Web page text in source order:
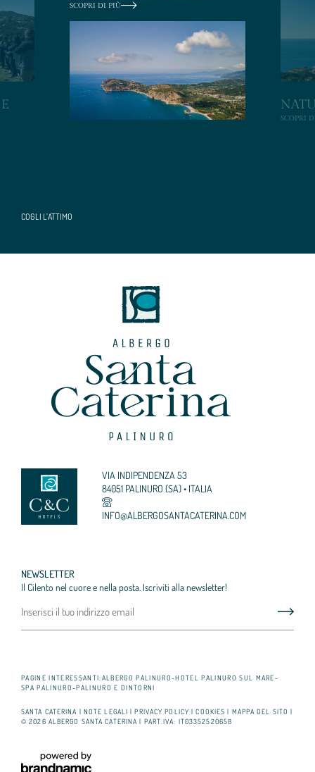
SCOPRI DI PIÙ
SCOPRI
COGLI L’ATTIMO
VIA INDIPENDENZA 53
84051 PALINURO (SA) • ITALIA
INFO@ALBERGOSANTACATERINA.COM
NEWSLETTER
Il Cilento nel cuore e nella posta. Iscriviti alla newsletter!
PAGINE INTERESSANTI:ALBERGO PALINURO-HOTEL PALINURO SUL MARE-
SPA PALINURO-PALINURO E DINTORNI
SANTA CATERINA | NOTE LEGALI| PRIVACY POLICY| COOKIES| MAPPA DEL SITO|
© 2026 ALBERGO SANTA CATERINA| PART.IVA: IT03352520658